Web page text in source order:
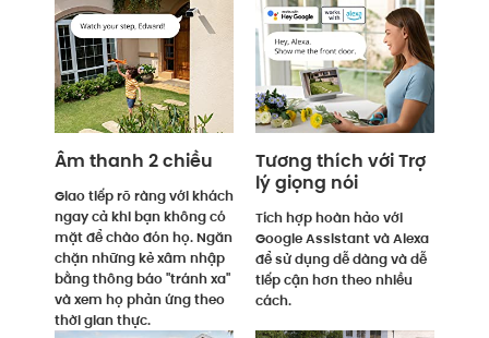
Âm thanh 2 chiều
Giao tiếp rõ ràng với khách
ngay cả khi bạn không có
mặt để chào đón họ. Ngăn
chặn những kẻ xâm nhập
bằng thông báo "tránh xa"
và xem họ phản ứng theo
thời gian thực.
Tương thích với Trợ
lý giọng nói
Tích hợp hoàn hảo với
Google Assistant và Alexa
để sử dụng dễ dàng và dễ
tiếp cận hơn theo nhiều
cách.